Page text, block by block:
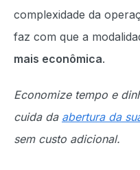
complexidade da
faz com que a
mais econômica.
Economize tempo e
cuida da abertura da
sem custo adicional.